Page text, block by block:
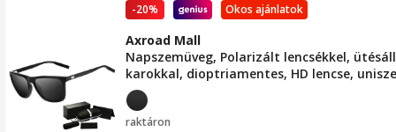
Okos ajánlatok
-20%
Axroad Mall
Napszemüveg, Polarizált lencsékkel,
karokkal, dioptriamentes, HD lencse,
fekete/szürke
raktáron